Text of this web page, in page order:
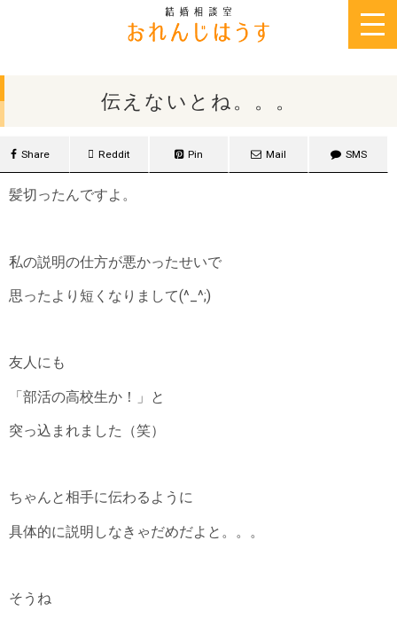
伝えないとね。。。
Share Reddit Pin Mail SMS
髪切ったんですよ。
私の説明の仕方が悪かったせいで
思ったより短くなりまして(^_^;)
友人にも
「部活の高校生か！」と
突っ込まれました（笑）
ちゃんと相手に伝わるように
具体的に説明しなきゃだめだよと。。。
そうね